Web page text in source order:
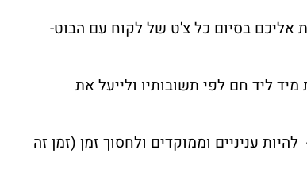
אליכם בסיום כל צ'ט של לקוח עם הבוט-
מיד ליד חם לפי תשובותיו ולייעל את
עניניים וממוקדים ולחסוך זמן (זמן זה